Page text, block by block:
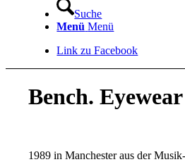
Suche
Menü Menü
Link zu Facebook
Bench. Eyewear
1989 in Manchester aus der